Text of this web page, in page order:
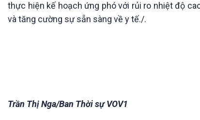
thực hiện kế hoạch ứng phó với rủi ro nhiệt độ
và tăng cường sự sẵn sàng về y tế./.
Trần Thị Nga/Ban Thời sự VOV1